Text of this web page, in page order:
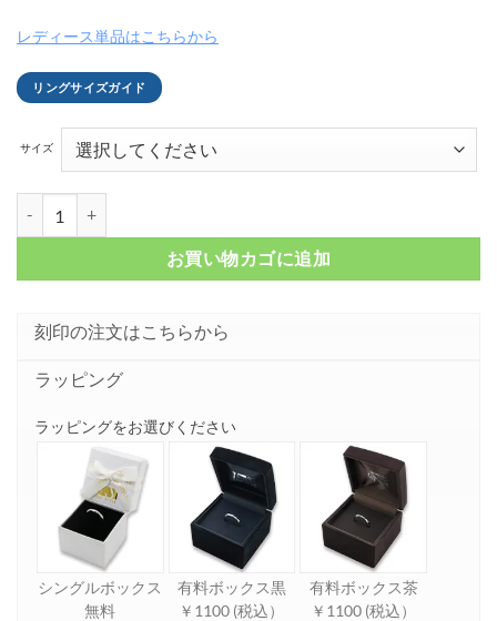
レディース単品はこちらから
リングサイズガイド
サイズ
お買い物カゴに追加
刻印の注文はこちらから
ラッピング
ラッピングをお選びください
シングルボックス
無料
有料ボックス黒
￥1100 (税込）
有料ボックス茶
￥1100 (税込）